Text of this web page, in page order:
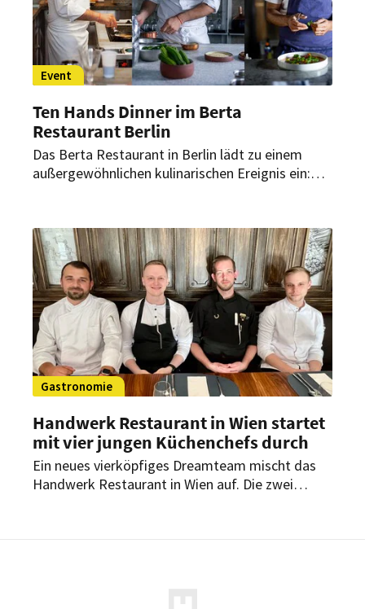
Event
Ten Hands Dinner im Berta
Restaurant Berlin
Das Berta Restaurant in Berlin lädt zu einem
außergewöhnlichen kulinarischen Ereignis ein:
berühmten Jerusalemer Restaurant
Machneyuda, dem Coal Office in London und
dem mit einem Michelin-Stern ausgezeichneten
Shabour werden hierbei zusammenkommen.
Gastronomie
Handwerk Restaurant in Wien startet
mit vier jungen Küchenchefs durch
Ein neues vierköpfiges Dreamteam mischt das
Handwerk Restaurant in Wien auf. Die zwei